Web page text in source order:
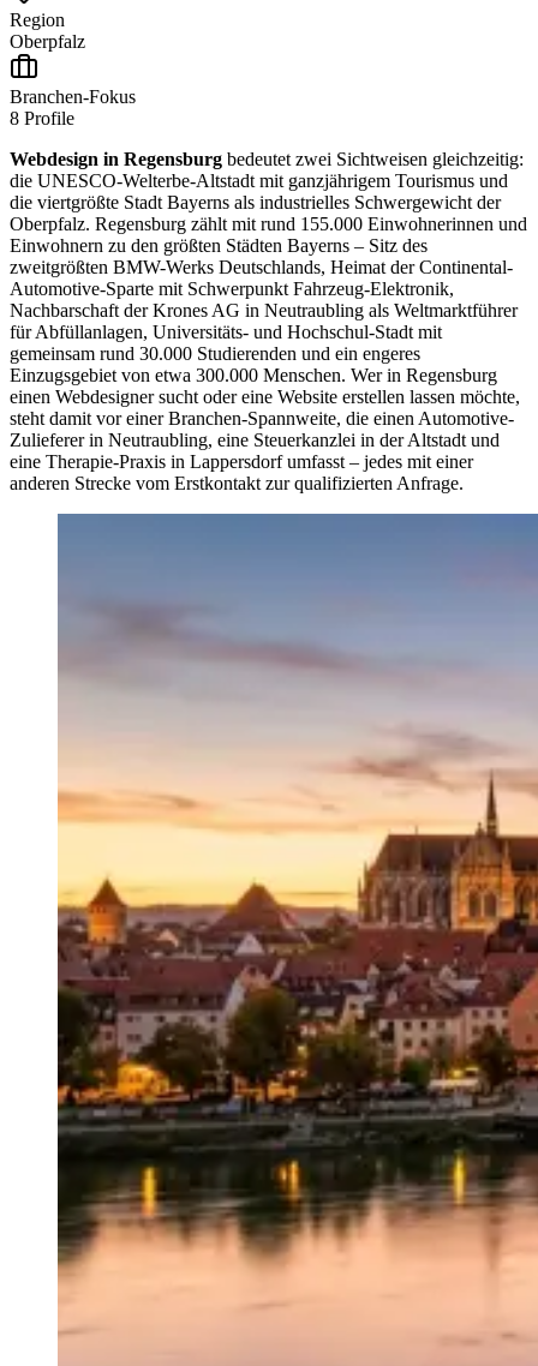
Region
Oberpfalz
Branchen-Fokus
8 Profile
Webdesign in Regensburg bedeutet zwei Sichtweisen gleichzeitig:
die UNESCO-Welterbe-Altstadt mit ganzjährigem Tourismus und
die viertgrößte Stadt Bayerns als industrielles Schwergewicht der
Oberpfalz. Regensburg zählt mit rund 155.000 Einwohnerinnen und
Einwohnern zu den größten Städten Bayerns – Sitz des
zweitgrößten BMW-Werks Deutschlands, Heimat der Continental-
Automotive-Sparte mit Schwerpunkt Fahrzeug-Elektronik,
Nachbarschaft der Krones AG in Neutraubling als Weltmarktführer
für Abfüllanlagen, Universitäts- und Hochschul-Stadt mit
gemeinsam rund 30.000 Studierenden und ein engeres
Einzugsgebiet von etwa 300.000 Menschen. Wer in Regensburg
einen Webdesigner sucht oder eine Website erstellen lassen möchte,
steht damit vor einer Branchen-Spannweite, die einen Automotive-
Zulieferer in Neutraubling, eine Steuerkanzlei in der Altstadt und
eine Therapie-Praxis in Lappersdorf umfasst – jedes mit einer
anderen Strecke vom Erstkontakt zur qualifizierten Anfrage.